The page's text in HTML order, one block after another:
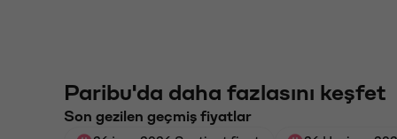
Paribu'da daha fazlasını keşfet
Son gezilen geçmiş fiyatlar